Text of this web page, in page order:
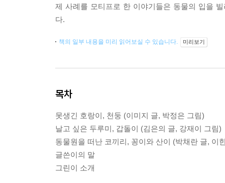
제 사례를 모티프로 한 이야기들은 동물의 입을
다.
책의 일부 내용을 미리 읽어보실 수 있습니다. 미리보기
목차
못생긴 호랑이, 천둥 (이미지 글, 박정은 그림)
날고 싶은 두루미, 갑돌이 (김은의 글, 강재이 그림)
동물원을 떠난 코끼리, 꽁이와 산이 (박채란 글, 이
글쓴이의 말
그린이 소개